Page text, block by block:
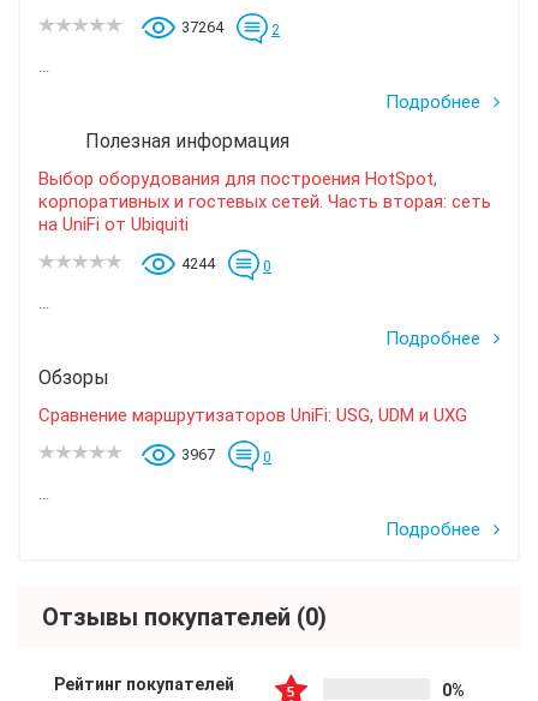
37264 2
...
Подробнее
Полезная информация
Выбор оборудования для построения HotSpot,
корпоративных и гостевых сетей. Часть вторая: сеть
на UniFi от Ubiquiti
4244 0
...
Подробнее
Обзоры
Сравнение маршрутизаторов UniFi: USG, UDM и UXG
3967 0
...
Подробнее
Отзывы покупателей (0)
Рейтинг покупателей
0%